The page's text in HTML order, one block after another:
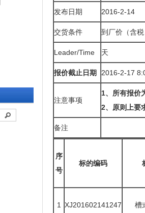
发布日期 2016-2-14
交货条件 到厂价（含
Leader/Time 天
报价截止日期 2016-2-17
注意事项
1、所有报价
2、原则上要
备注
序
号
标的编码
1 XJ201602141247 槽